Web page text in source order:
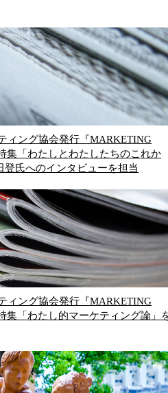
ィング協会発行『MARKETING
集「わたしとわたしたちのこれか
登氏へのインタビューを担当
ィング協会発行『MARKETING
集「わたし的マーケティング論」